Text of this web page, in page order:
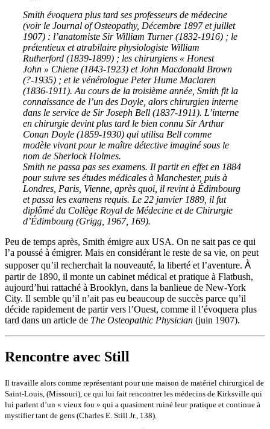
Smith évoquera plus tard ses professeurs de médecine
(voir le Journal of Osteopathy, Décembre 1897 et juillet
1907) : l’anatomiste Sir William Turner (1832-1916) ; le
prétentieux et atrabilaire physiologiste William
Rutherford (1839-1899) ; les chirurgiens « Honest
John » Chiene (1843-1923) et John Macdonald Brown
(?-1935) ; et le vénérologue Peter Hume Maclaren
(1836-1911). Au cours de la troisième année, Smith fit la
connaissance de l’un des Doyle, alors chirurgien interne
dans le service de Sir Joseph Bell (1837-1911). L’interne
en chirurgie devint plus tard le bien connu Sir Arthur
Conan Doyle (1859-1930) qui utilisa Bell comme
modèle vivant pour le maître détective imaginé sous le
nom de Sherlock Holmes.
Smith ne passa pas ses examens. Il partit en effet en 1884
pour suivre ses études médicales à Manchester, puis à
Londres, Paris, Vienne, après quoi, il revint à Édimbourg
et passa les examens requis. Le 22 janvier 1889, il fut
diplômé du Collège Royal de Médecine et de Chirurgie
d’Édimbourg (Grigg, 1967, 169).
Peu de temps après, Smith émigre aux USA. On ne sait pas ce qui
l’a poussé à émigrer. Mais en considérant le reste de sa vie, on peut
supposer qu’il recherchait la nouveauté, la liberté et l’aventure. À
partir de 1890, il monte un cabinet médical et pratique à Flatbush,
aujourd’hui rattaché à Brooklyn, dans la banlieue de New-York
City. Il semble qu’il n’ait pas eu beaucoup de succès parce qu’il
décide rapidement de partir vers l’Ouest, comme il l’évoquera plus
tard dans un article de The Osteopathic Physician (juin 1907).
Rencontre avec Still
Il travaille alors comme représentant pour une maison de matériel chirurgical de
Saint-Louis, (Missouri) , ce qui lui fait rencontrerles médecins de Kirksville qui
lui parlent d’un « vieux fou » qui a quasiment ruiné leur pratique et continue à
mystifiertant de gens (Charles E. Still Jr., 138).